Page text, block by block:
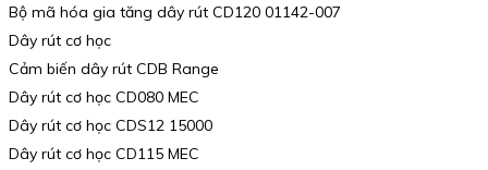
Bộ mã hóa gia tăng dây rút CD120 01142-007
Dây rút cơ học
Cảm biến dây rút CDB Range
Dây rút cơ học CD080 MEC
Dây rút cơ học CDS12 15000
Dây rút cơ học CD115 MEC